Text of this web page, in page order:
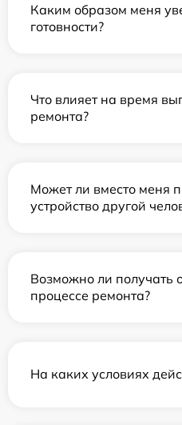
Каким образом меня
готовности?
Что влияет на время
ремонта?
Может ли вместо меня
устройство другой
Возможно ли получать
процессе ремонта?
На каких условиях